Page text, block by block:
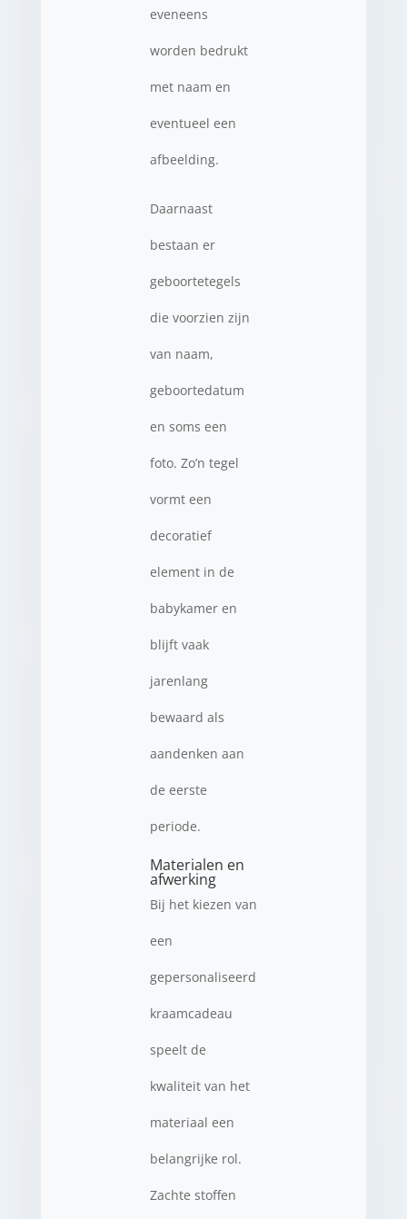
eveneens
worden bedrukt
met naam en
eventueel een
afbeelding.
Daarnaast
bestaan er
geboortetegels
die voorzien zijn
van naam,
geboortedatum
en soms een
foto. Zo’n tegel
vormt een
decoratief
element in de
babykamer en
blijft vaak
jarenlang
bewaard als
aandenken aan
de eerste
periode.
Materialen en
afwerking
Bij het kiezen van
een
gepersonaliseerd
kraamcadeau
speelt de
kwaliteit van het
materiaal een
belangrijke rol.
Zachte stoffen